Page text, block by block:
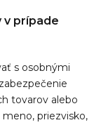
v prípade
s osobnými
tovarov alebo
priezvisko,